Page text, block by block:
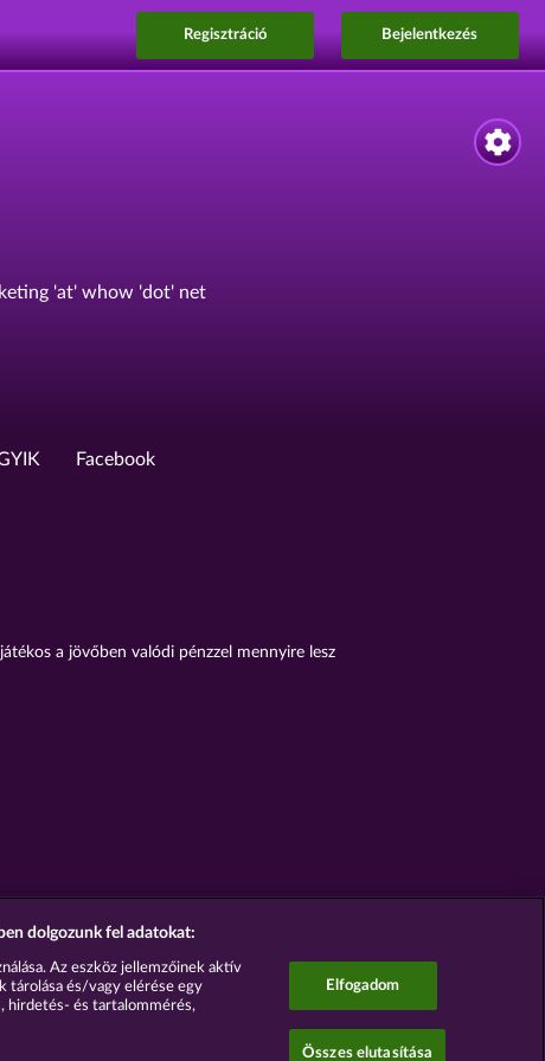
Regisztráció Bejelentkezés
'at' whow 'dot' net
Facebook
a jövőben valódi pénzzel mennyire lesz
dolgozunk fel adatokat:
Az eszköz jellemzőinek aktív
tárolása és/vagy elérése egy
hirdetés- és tartalommérés,
Elfogadom
Összes elutasítása